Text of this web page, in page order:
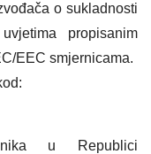
o sukladnosti
propisanim
EEC smjernicama.
u Republici